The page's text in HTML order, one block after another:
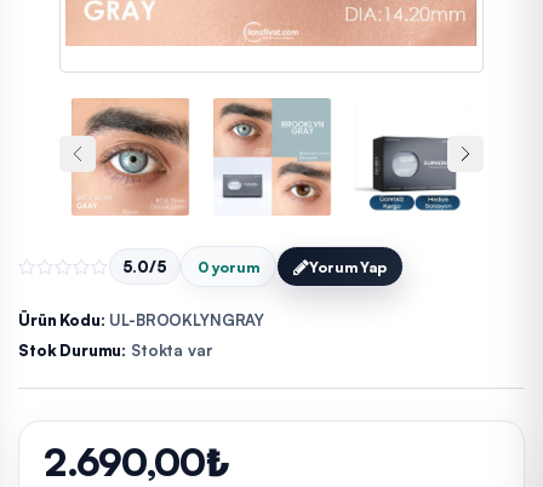
5.0/5 0 yorum Yorum Yap
Ürün Kodu: UL-BROOKLYNGRAY
Stok Durumu: Stokta var
2.690,00₺